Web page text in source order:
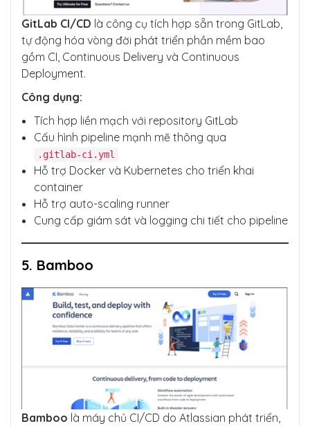
GitLab CI/CD là công cụ tích hợp sẵn trong GitLab,
tự động hóa vòng đời phát triển phần mềm bao
gồm CI, Continuous Delivery và Continuous
Deployment.
Công dụng:
Tích hợp liền mạch với repository GitLab
Cấu hình pipeline mạnh mẽ thông qua
.gitlab-ci.yml
Hỗ trợ Docker và Kubernetes cho triển khai
container
Hỗ trợ auto-scaling runner
Cung cấp giám sát và logging chi tiết cho pipeline
5. Bamboo
Bamboo là máy chủ CI/CD do Atlassian phát triển,